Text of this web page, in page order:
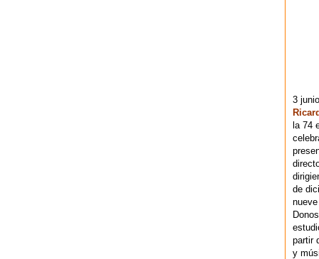
3
la 74
de
partir
y